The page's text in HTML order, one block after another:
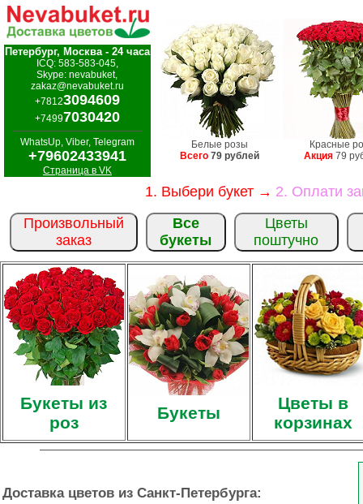
Петербург, Москва - 24 часа
ICQ: 583-583-045,
Skype: nevabuket,
zakaz@nevabuket.ru
+78123094609
+74997030420
WhatsUp, Viber, Telegram
+79602433941
Страница в VK
Белые розы
Всего 79 рублей
Красные
Акция 79
1. Выбери букет → 2. Оплати
Произвольный
заказ
Все
букеты
Цветы
поштучно
Букеты из
роз
Букеты
Цветы в
корзинах
Доставка цветов из Санкт-Петербурга: